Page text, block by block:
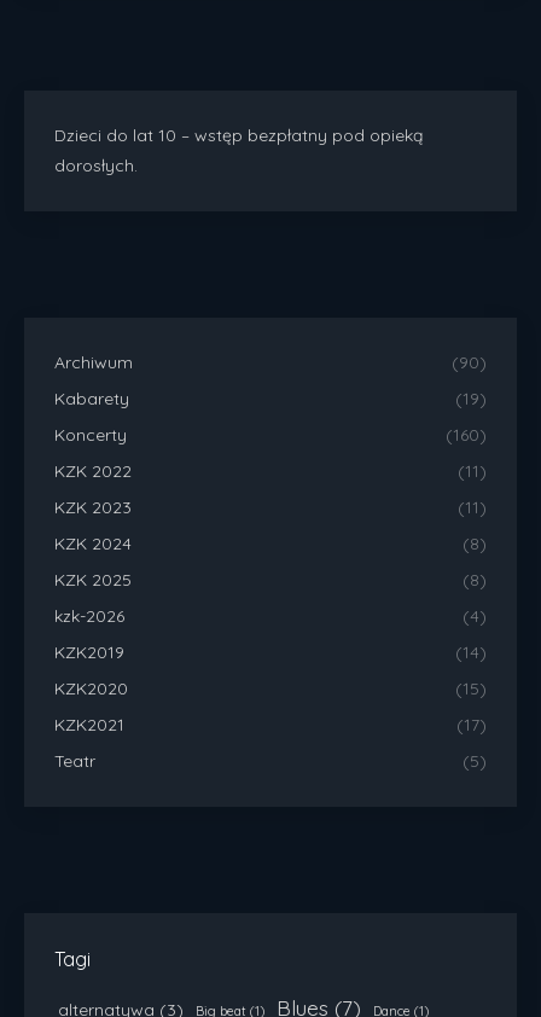
Dzieci do lat 10 – wstęp bezpłatny pod opieką
dorosłych.
Archiwum
(90)
Kabarety
(19)
Koncerty
(160)
KZK 2022
(11)
KZK 2023
(11)
KZK 2024
(8)
KZK 2025
(8)
kzk-2026
(4)
KZK2019
(14)
KZK2020
(15)
KZK2021
(17)
Teatr
(5)
Tagi
alternatywa (3) Big beat (1) Blues (7) Dance (1)